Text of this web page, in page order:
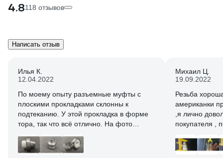
4.8118 отзывов
Написать отзыв
Илья К.
12.04.2022
По моему опыту разъемные муфты с
плоскими прокладками склонны к
подтеканию. У этой прокладка в форме
тора, так что всё отлично. На фото
ценового сегмента ( Код товара:
19764700 ). К использованию
Михаил Ц.
19.09.2022
Резьба
американки
,я лично
покупателя ,